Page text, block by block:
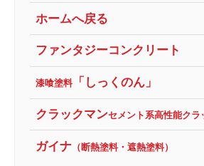
ホームへ戻る
ファンタジーコンクリート
漆喰塗料「しっくのん」
クラックマンセメント系高性能クラ
ガイナ （断熱塗料・遮熱塗料）